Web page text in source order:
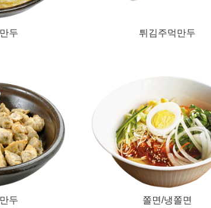
두 튀김주먹만두
두 쫄면/냉쫄면